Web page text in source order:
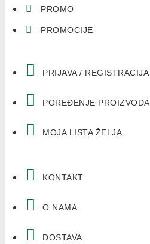
PROMO
PROMOCIJE
PRIJAVA / REGISTRACIJA
POREĐENJE PROIZVODA
MOJA LISTA ŽELJA
KONTAKT
O NAMA
DOSTAVA